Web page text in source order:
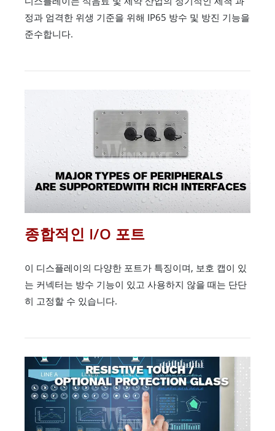
정과 엄격한 위생 기준을 위해 IP65 방수 및 방진 기능을
준수합니다.
종합적인 I/O 포트
이 디스플레이의 다양한 포트가 특징이며, 보호 캡이 있
는 커넥터는 방수 기능이 있고 사용하지 않을 때는 단단
히 고정할 수 있습니다.